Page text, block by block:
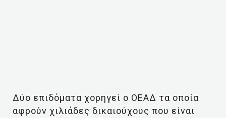
Δύο επιδόματα χορηγεί ο ΟΕΑΔ τα οποία
αφρούν χιλιάδες δικαιούχους που είναι